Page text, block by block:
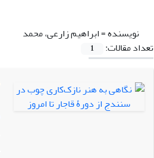
نویسنده =ابراهیم زارعی، محمد
تعداد مقالات:
1